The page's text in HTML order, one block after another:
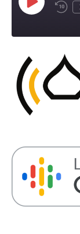
Play
Episode
RSS FEED
SHARE
LINK
EMBED